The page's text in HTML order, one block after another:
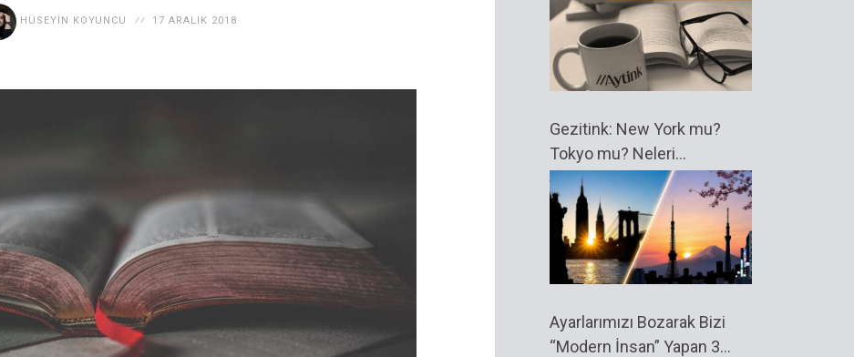
HÜSEYIN KOYUNCU 17 ARALIK 2018
Gezitink: New York mu?
Tokyo mu? Neleri
Kaçırıyorum?
Ayarlarımızı Bozarak Bizi
“Modern İnsan” Yapan 3